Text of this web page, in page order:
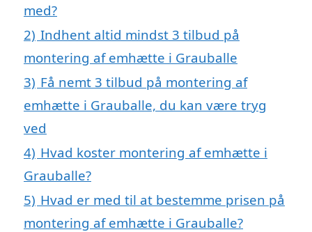
med?
2) Indhent altid mindst 3 tilbud på
montering af emhætte i Grauballe
3) Få nemt 3 tilbud på montering af
emhætte i Grauballe, du kan være tryg
ved
4) Hvad koster montering af emhætte i
Grauballe?
5) Hvad er med til at bestemme prisen på
montering af emhætte i Grauballe?